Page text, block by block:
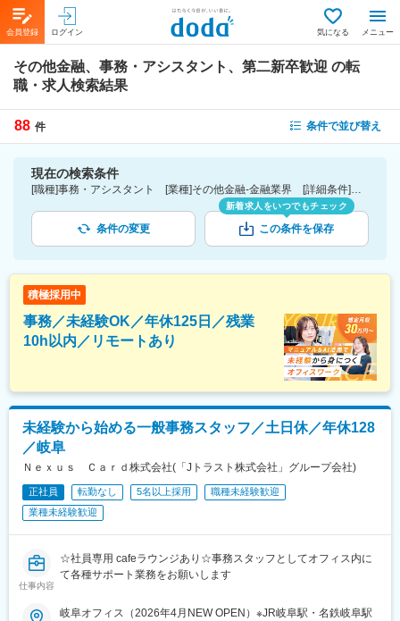
会員登録 ログイン 気になる メニュー
その他金融、事務・アシスタント、第二新卒歓迎 の転
職・求人検索結果
88 件 条件で並び替え
現在の検索条件
[職種]事務・アシスタント [業種]その他金融-金融業界 [詳細条件](募集・採用情報)第二新卒歓迎
条件の変更
新着求人をいつでもチェック
この条件を保存
積極採用中
事務／未経験OK／年休125日／残業
10h以内／リモートあり
未経験から始める一般事務スタッフ／土日休／年休128
／岐阜
Ｎｅｘｕｓ Ｃａｒｄ株式会社(「Jトラスト株式会社」グループ会社)
正社員 転勤なし 5名以上採用
職種未経験歓迎
業種未経験歓迎
仕事内容
☆社員専用 cafeラウンジあり☆事務スタッフとしてオフィス内に
て各種サポート業務をお願いします
岐阜オフィス（2026年4月NEW OPEN）※JR岐阜駅・名鉄岐阜駅